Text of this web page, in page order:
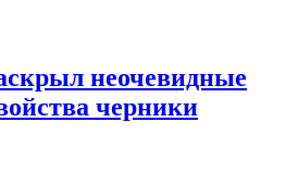
неочевидные
черники